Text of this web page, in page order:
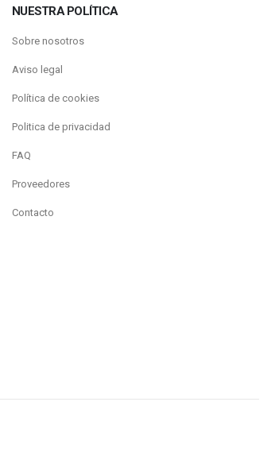
NUESTRA POLÍTICA
Sobre nosotros
Aviso legal
Política de cookies
Politica de privacidad
FAQ
Proveedores
Contacto